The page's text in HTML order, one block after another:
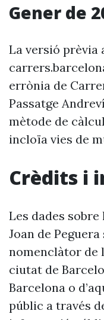
Gener de
La versió prèvia
errònia de
Passatge
mètode de
incloïa vies de
Crèdits i
Les dades
Joan de
nomenclàtor de
ciutat de
Barcelona o
públic a través